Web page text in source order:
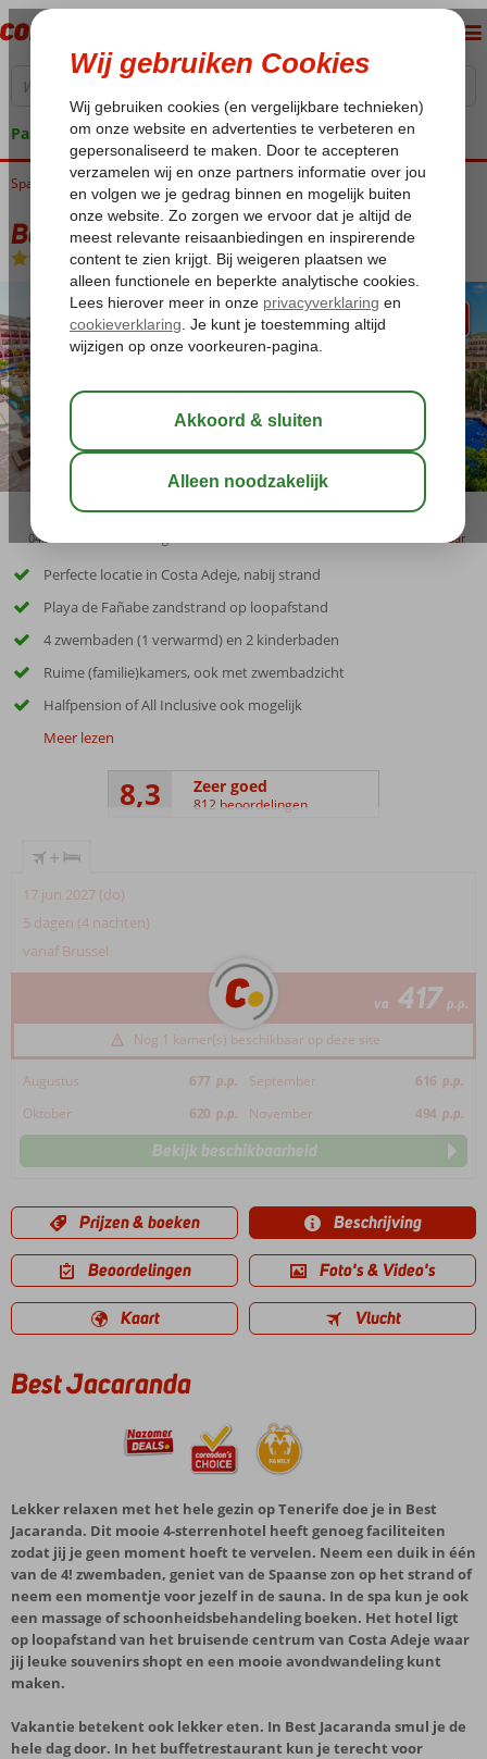
Pakketgarantie
Home
Spanje Canarische Eilanden Tenerife Costa Adeje Best Jacaranda
Best Jacaranda
Logies en ontbijt-Hotel
04:20 bewaar
Perfecte locatie in Costa Adeje, nabij strand
Playa de Fañabe zandstrand op loopafstand
4 zwembaden (1 verwarmd) en 2 kinderbaden
Ruime (familie)kamers, ook met zwembadzicht
Halfpension of All Inclusive ook mogelijk
Meer lezen
8,3 Zeer goed
812 beoordelingen
+
17 jun 2027 (do)
5 dagen (4 nachten)
vanaf Brussel
va 417 p.p.
Nog 1 kamer(s) beschikbaar op deze site
Augustus 677 p.p. September 616 p.p.
Oktober
620 p.p. November 494 p.p.
Bekijk beschikbaarheid
Prijzen & boeken Beschrijving
Beoordelingen Foto's & Video's
Kaart Vlucht
Best Jacaranda
Lekker relaxen met het hele gezin op Tenerife doe je in Best
Jacaranda. Dit mooie 4-sterrenhotel heeft genoeg faciliteiten
zodat jij je geen moment hoeft te vervelen. Neem een duik in één
van de 4! zwembaden, geniet van de Spaanse zon op het strand of
neem een momentje voor jezelf in de sauna. In de spa kun je ook
een massage of schoonheidsbehandeling boeken. Het hotel ligt
op loopafstand van het bruisende centrum van Costa Adeje waar
jij leuke souvenirs shopt en een mooie avondwandeling kunt
maken.
Vakantie betekent ook lekker eten. In Best Jacaranda smul je de
hele dag door. In het buffetrestaurant kun je terecht voor